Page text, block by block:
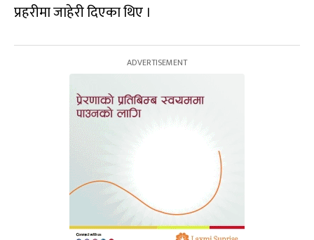
प्रहरीमा जाहेरी दिएका थिए ।